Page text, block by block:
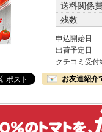
送料関係
残数
申込開始日
出荷予定日
クチコミ受付
お友達紹介